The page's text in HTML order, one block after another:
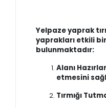
Yelpaze yaprak
yaprakları etkili
bulunmaktadır:
Alanı
etmesini
Tırmığı